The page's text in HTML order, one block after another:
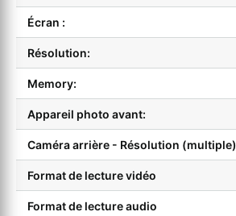
Écran :
Résolution:
Memory:
Appareil photo avant:
Caméra arrière - Résolution (multiple)
Format de lecture vidéo
Format de lecture audio